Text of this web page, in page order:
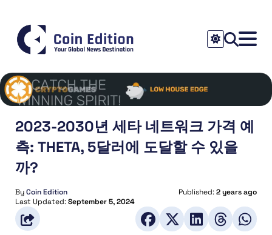
2023-2030년 세타 네트워크 가격 예
측: THETA, 5달러에 도달할 수 있을
까?
ByCoin Edition Published:2 years ago
Last Updated:September 5, 2024